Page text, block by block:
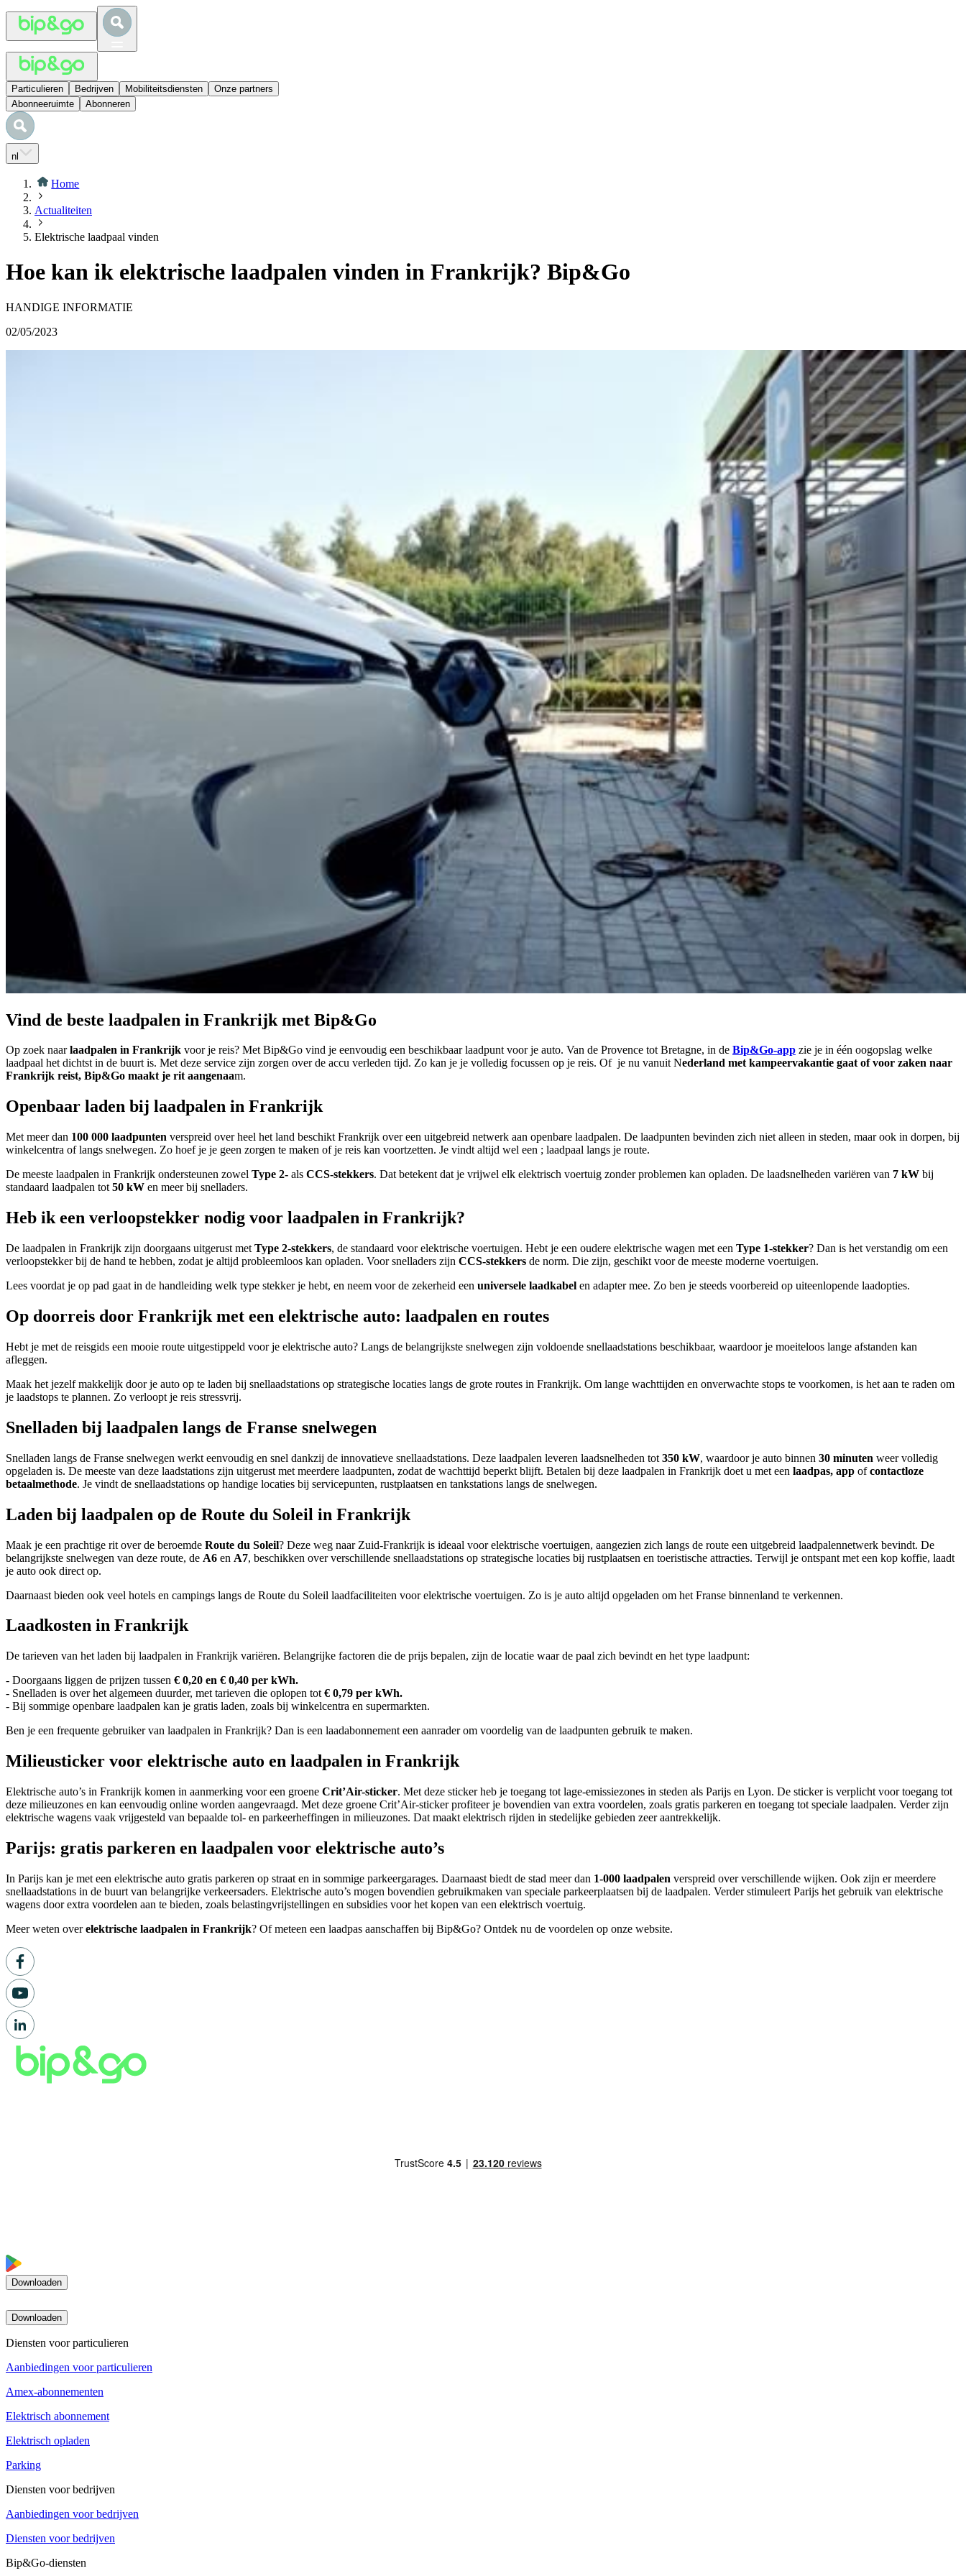
Particulieren Bedrijven Mobiliteitsdiensten
Onze partners
Abonneeruimte
Abonneren
nl
Home
Actualiteiten
Elektrische laadpaal vinden
Hoe kan ik elektrische laadpalen vinden in Frankrijk? Bip&Go
HANDIGE INFORMATIE
02/05/2023
Vind de beste laadpalen in Frankrijk met Bip&Go
Op zoek naarlaadpalen in Frankrijk voor je reis? Met Bip&Go vind je eenvoudig een beschikbaar laadpunt voor je auto. Van de Provence tot Bretagne, in de Bip&Go-app zie je in één oogopslag welke
laadpaal het dichtst in de buurt is. Met deze service zijn zorgen over de accu verleden tijd. Zo kan je je volledig focussen op je reis. Of je nu vanuit Nederland met kampeervakantie gaat of voor zaken naar
Frankrijk reist, Bip&Go maakt je rit aangenaam.
Openbaar laden bij laadpalen in Frankrijk
Met meer dan 100 000 laadpunten verspreid over heel het land beschikt Frankrijk over een uitgebreid netwerk aan openbare laadpalen. De laadpunten bevinden zich niet alleen in steden, maar ook in dorpen, bij
winkelcentra of langs snelwegen. Zo hoef je je geen zorgen te maken of je reis kan voortzetten. Je vindt altijd wel een ; laadpaal langs je route.
De meeste laadpalen in Frankrijk ondersteunen zowel Type 2- als CCS-stekkers. Dat betekent dat je vrijwel elk elektrisch voertuig zonder problemen kan opladen. De laadsnelheden variëren van 7 kW bij
standaard laadpalen tot 50 kW en meer bij snelladers.
Heb ik een verloopstekker nodig voor laadpalen in Frankrijk?
De laadpalen in Frankrijk zijn doorgaans uitgerust met Type 2-stekkers, de standaard voor elektrische voertuigen. Hebt je een oudere elektrische wagen met een Type 1-stekker? Dan is het verstandig om een
verloopstekker bij de hand te hebben, zodat je altijd probleemloos kan opladen. Voor snelladers zijn CCS-stekkers de norm. Die zijn, geschikt voor de meeste moderne voertuigen.
Lees voordat je op pad gaat in de handleiding welk type stekker je hebt, en neem voor de zekerheid een universele laadkabel en adapter mee. Zo ben je steeds voorbereid op uiteenlopende laadopties.
Op doorreis door Frankrijk met een elektrische auto: laadpalen en routes
Hebt je met de reisgids een mooie route uitgestippeld voor je elektrische auto? Langs de belangrijkste snelwegen zijn voldoende snellaadstations beschikbaar, waardoor je moeiteloos lange afstanden kan
afleggen.
Maak het jezelf makkelijk door je auto op te laden bij snellaadstations op strategische locaties langs de grote routes in Frankrijk. Om lange wachttijden en onverwachte stops te voorkomen, is het aan te raden om
je laadstops te plannen. Zo verloopt je reis stressvrij.
Snelladen bij laadpalen langs de Franse snelwegen
Snelladen langs de Franse snelwegen werkt eenvoudig en snel dankzij de innovatieve snellaadstations. Deze laadpalen leveren laadsnelheden tot 350 kW, waardoor je auto binnen 30 minuten weer volledig
opgeladen is. De meeste van deze laadstations zijn uitgerust met meerdere laadpunten, zodat de wachttijd beperkt blijft. Betalen bij deze laadpalen in Frankrijk doet u met een laadpas, app ofcontactloze
betaalmethode. Je vindt de snellaadstations op handige locaties bij servicepunten, rustplaatsen en tankstations langs de snelwegen.
Laden bij laadpalen op de Route du Soleil in Frankrijk
Maak je een prachtige rit over de beroemde Route du Soleil? Deze weg naar Zuid-Frankrijk is ideaal voor elektrische voertuigen, aangezien zich langs de route een uitgebreid laadpalennetwerk bevindt. De
belangrijkste snelwegen van deze route, de A6 en A7, beschikken over verschillende snellaadstations op strategische locaties bij rustplaatsen en toeristische attracties. Terwijl je ontspant met een kop koffie, laadt
je auto ook direct op.
Daarnaast bieden ook veel hotels en campings langs de Route du Soleil laadfaciliteiten voor elektrische voertuigen. Zo is je auto altijd opgeladen om het Franse binnenland te verkennen.
Laadkosten in Frankrijk
De tarieven van het laden bij laadpalen in Frankrijk variëren. Belangrijke factoren die de prijs bepalen, zijn de locatie waar de paal zich bevindt en het type laadpunt:
- Doorgaans liggen de prijzen tussen € 0,20 en € 0,40 per kWh.
- Snelladen is over het algemeen duurder, met tarieven die oplopen tot € 0,79 per kWh.
- Bij sommige openbare laadpalen kan je gratis laden, zoals bij winkelcentra en supermarkten.
Ben je een frequente gebruiker van laadpalen in Frankrijk? Dan is een laadabonnement een aanrader om voordelig van de laadpunten gebruik te maken.
Milieusticker voor elektrische auto en laadpalen in Frankrijk
Elektrische auto’s in Frankrijk komen in aanmerking voor een groene Crit’Air-sticker. Met deze sticker heb je toegang tot lage-emissiezones in steden als Parijs en Lyon. De sticker is verplicht voor toegang tot
deze milieuzones en kan eenvoudig online worden aangevraagd. Met deze groene Crit’Air-sticker profiteer je bovendien van extra voordelen, zoals gratis parkeren en toegang tot speciale laadpalen. Verder zijn
elektrische wagens vaak vrijgesteld van bepaalde tol- en parkeerheffingen in milieuzones. Dat maakt elektrisch rijden in stedelijke gebieden zeer aantrekkelijk.
Parijs: gratis parkeren en laadpalen voor elektrische auto’s
In Parijs kan je met een elektrische auto gratis parkeren op straat en in sommige parkeergarages. Daarnaast biedt de stad meer dan 1-000 laadpalen verspreid over verschillende wijken. Ook zijn er meerdere
snellaadstations in de buurt van belangrijke verkeersaders. Elektrische auto’s mogen bovendien gebruikmaken van speciale parkeerplaatsen bij de laadpalen. Verder stimuleert Parijs het gebruik van elektrische
wagens door extra voordelen aan te bieden, zoals belastingvrijstellingen en subsidies voor het kopen van een elektrisch voertuig.
Meer weten overelektrische laadpalen in Frankrijk? Of meteen een laadpas aanschaffen bij Bip&Go? Ontdek nu de voordelen op onze website.
Downloaden
Downloaden
Diensten voor particulieren
Aanbiedingen voor particulieren
Amex-abonnementen
Elektrisch abonnement
Elektrisch opladen
Parking
Diensten voor bedrijven
Aanbiedingen voor bedrijven
Diensten voor bedrijven
Bip&Go-diensten